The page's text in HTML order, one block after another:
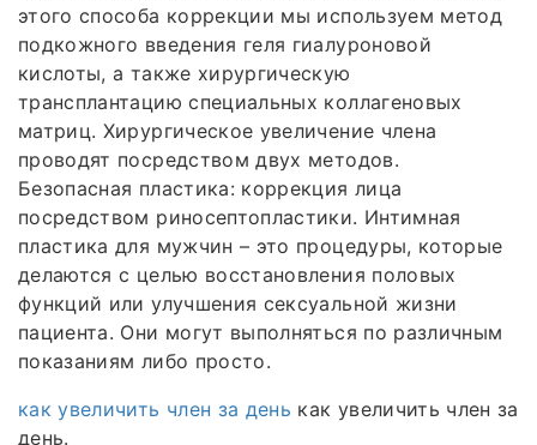
этого способа коррекции мы используем метод
подкожного введения геля гиалуроновой
кислоты, а также хирургическую
трансплантацию специальных коллагеновых
матриц. Хирургическое увеличение члена
проводят посредством двух методов.
Безопасная пластика: коррекция лица
посредством риносептопластики. Интимная
пластика для мужчин – это процедуры, которые
делаются с целью восстановления половых
функций или улучшения сексуальной жизни
пациента. Они могут выполняться по различным
показаниям либо просто.
как увеличить член за день как увеличить член за
день.